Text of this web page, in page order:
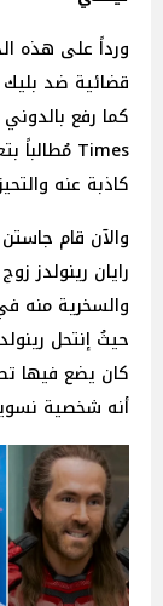
ورداً على هذه
قضائية ضد
كاذبة عنه
والآن قام
رايان رينولدز
كان يضع فيها
أنه شخصية